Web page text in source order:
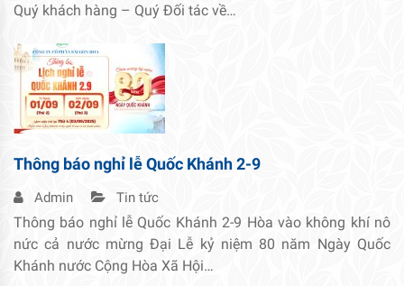
Quý khách hàng – Quý Đối tác về…
Thông báo nghỉ lễ Quốc Khánh 2-9
Admin Tin tức
Thông báo nghỉ lễ Quốc Khánh 2-9 Hòa vào không khí nô
nức cả nước mừng Đại Lễ kỷ niệm 80 năm Ngày Quốc
Khánh nước Cộng Hòa Xã Hội…